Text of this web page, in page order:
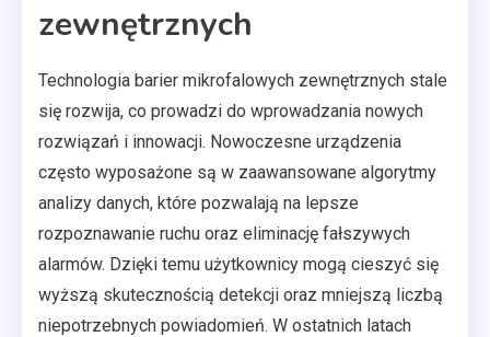
zewnętrznych
Technologia barier mikrofalowych zewnętrznych stale
się rozwija, co prowadzi do wprowadzania nowych
rozwiązań i innowacji. Nowoczesne urządzenia
często wyposażone są w zaawansowane algorytmy
analizy danych, które pozwalają na lepsze
rozpoznawanie ruchu oraz eliminację fałszywych
alarmów. Dzięki temu użytkownicy mogą cieszyć się
wyższą skutecznością detekcji oraz mniejszą liczbą
niepotrzebnych powiadomień. W ostatnich latach